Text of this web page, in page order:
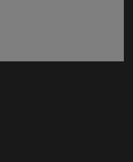
en nueva ventana)
en nueva ventana)